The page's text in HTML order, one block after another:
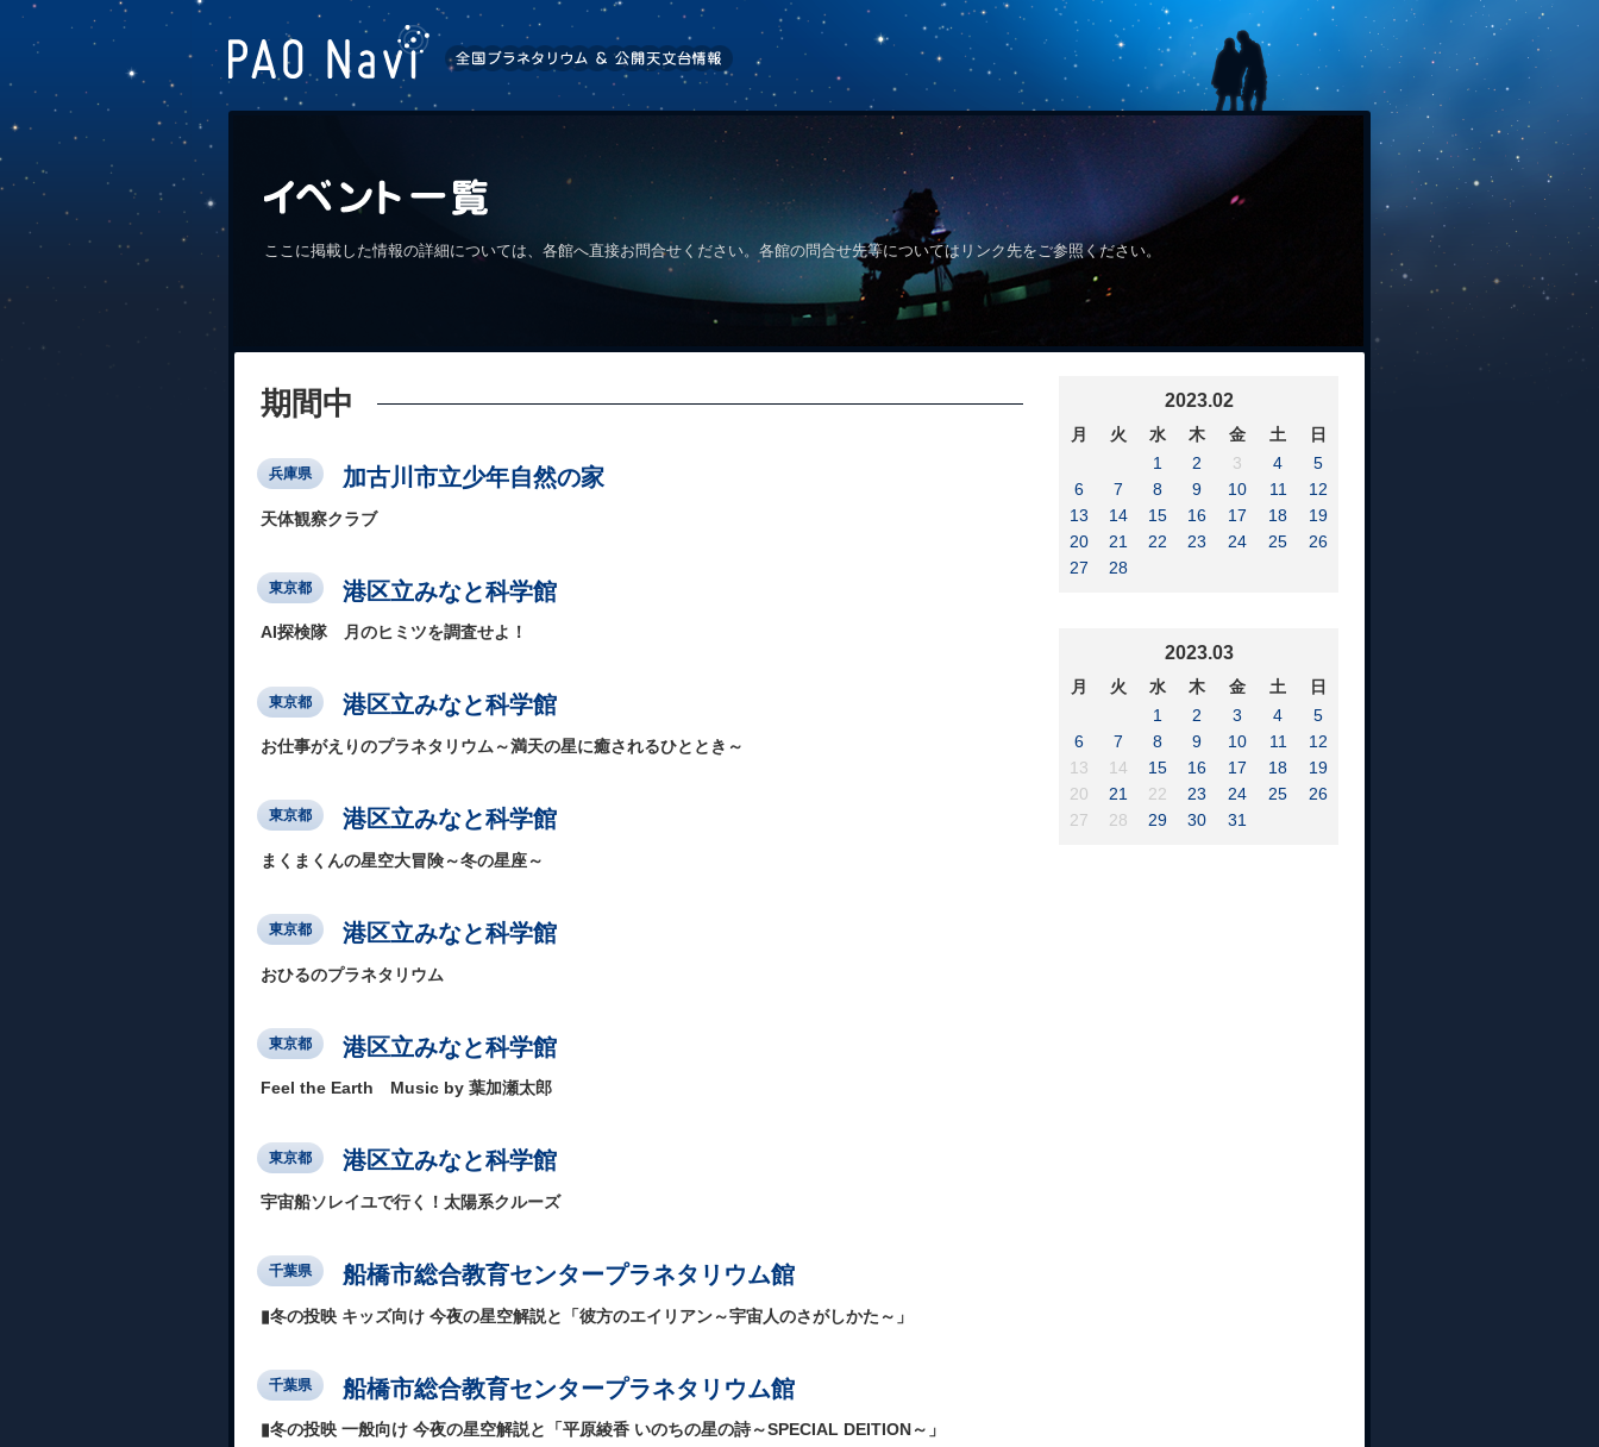
ここに掲載した情報の詳細については、各館へ直接お問合せください。各館の問合せ先等についてはリンク先をご参照ください。
2023.02
月 火 水 木 金 土
日
1
2 3 4
5
6
7 8 9 10 11
12
13
14 15 16 17 18
19
20
21 22 23 24 25
26
27
28
2023.03
月 火 水 木 金 土
日
1
2 3 4
5
6
7 8 9 10 11
12
13
14 15 16 17 18
19
20
21 22 23 24 25
26
27
28 29 30 31
期間中
兵庫県 加古川市立少年自然の家
天体観察クラブ
東京都 港区立みなと科学館
AI探検隊 月のヒミツを調査せよ！
東京都 港区立みなと科学館
お仕事がえりのプラネタリウム～満天の星に癒されるひととき～
東京都 港区立みなと科学館
まくまくんの星空大冒険～冬の星座～
東京都 港区立みなと科学館
おひるのプラネタリウム
東京都 港区立みなと科学館
Feel the Earth Music by 葉加瀬太郎
東京都 港区立みなと科学館
宇宙船ソレイユで行く！太陽系クルーズ
千葉県 船橋市総合教育センタープラネタリウム館
▮冬の投映 キッズ向け 今夜の星空解説と「彼方のエイリアン～宇宙人のさがしかた～」
千葉県 船橋市総合教育センタープラネタリウム館
▮冬の投映 一般向け 今夜の星空解説と「平原綾香 いのちの星の詩～SPECIAL DEITION～」